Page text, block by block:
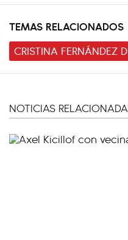
TEMAS RELACIONADOS
CRISTINA FERNÁNDEZ
NOTICIAS